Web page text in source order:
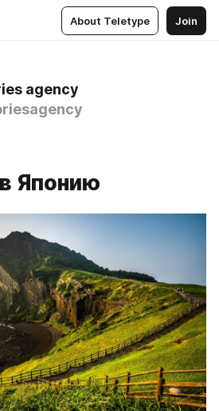
About Teletype Join
agency
Японию